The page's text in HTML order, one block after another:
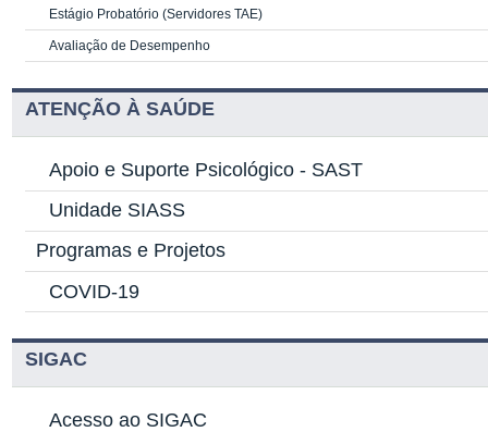
Estágio Probatório (Servidores TAE)
Avaliação de Desempenho
ATENÇÃO À SAÚDE
Apoio e Suporte Psicológico - SAST
Unidade SIASS
Programas e Projetos
COVID-19
SIGAC
Acesso ao SIGAC